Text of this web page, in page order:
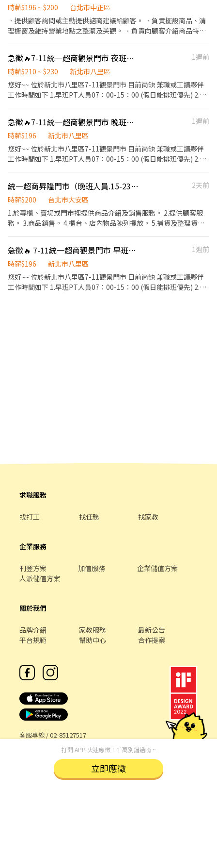
時薪$196 ~ $200
台北市中正區
．提供顧客詢問或主動提供諮商建議給顧客。 ．負責擺設商品、清
理櫥窗及維持營業地點之整潔及美觀。 ．負責向顧客介紹商品特
束營業前，統計銷售情形、盤點貨品存量及撰寫當日業務報表。
急徵🔥7-11統一超商觀景門市 夜班兼職工作人員
1週前
時薪$210 ~ $230
新北市八里區
您好~~ 位於新北市八里區7-11觀景門市 目前尚缺 兼職或工讀夥伴
工作時間如下 1.早班PT人員07：00-15：00 (假日能排班優先) 2.晚
列/收銀/顧客服務/清潔 * 有責任感/具工作熱忱/適團隊合作 福利福
利制度 勞保/健保/勞退提撥金/員工健檢/職災保險/全勤獎金 等等 我
們歡迎二度兼職就業、高中畢業生、適合大四快畢業生、有超商經
驗兼職短工時...等等加入我們一起工作唷~ 我們提供良好的工作環
境，我們耐心教導，非常適合希望穩定工作者,長期一起生活及共
習 我們也會認真教育訓練,讓您快速融入及上手唷!! 工讀兼職時段也
可以致電來談談看
急徵🔥7-11統一超商觀景門市 晚班兼職工作人員
1週前
時薪$196
新北市八里區
您好~~ 位於新北市八里區7-11觀景門市 目前尚缺 兼職或工讀夥伴
工作時間如下 1.早班PT人員07：00-15：00 (假日能排班優先) 2.晚
列/收銀/顧客服務/清潔 * 有責任感/具工作熱忱/適團隊合作 福利福
利制度 勞保/健保/勞退提撥金/員工健檢/職災保險/全勤獎金 等等 我
們歡迎二度兼職就業、高中畢業生、適合大四快畢業生、有超商經
驗兼職短工時...等等加入我們一起工作唷~ 我們提供良好的工作環
習 我們也會認真教育訓練,讓您快速融入及上手唷!! 工讀兼職時段也
可以致電來談談看
統一超商昇隆門市（晚班人員.15-23點）
2天前
時薪$200
台北市大安區
1.於專櫃、賣場或門市裡提供商品介紹及銷售服務。 2.提供顧客服
務。 3.商品銷售。 4.櫃台、店內物品陳列擺放。 5.補貨及整理貨
急徵🔥 7-11統一超商觀景門市 早班兼職工作人員
1週前
時薪$196
新北市八里區
您好~~ 位於新北市八里區7-11觀景門市 目前尚缺 兼職或工讀夥伴
工作時間如下 1.早班PT人員07：00-15：00 (假日能排班優先) 2.晚
求職服務
找打工 找任務 找家教
企業服務
刊登方案 加值服務
企業儲值方案
人派儲值方案
關於我們
品牌介紹 家教服務
最新公告
平台規範
幫助中心 合作提案
客服專線 /02-85127517
服務時間 / 週一 至 週五 09：00 - 18：00
打開 APP 火速應徵！千萬別錯過唷 ~
立即應徵